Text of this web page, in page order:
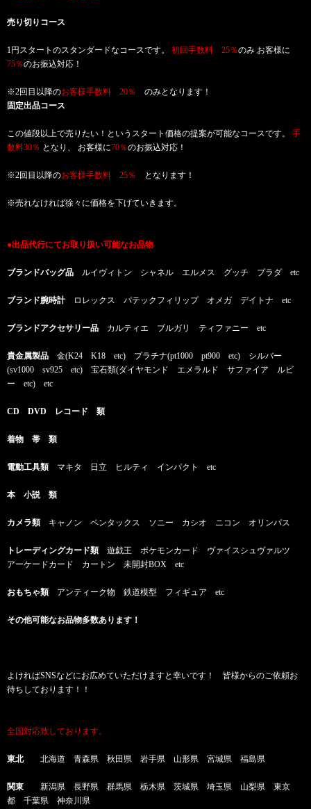
売り切りコース
1円スタートのスタンダードなコースです。 初回手数料 25％のみ お客様に
75％のお振込対応！
※2回目以降のお客様手数料 20％ のみとなります！
固定出品コース
この値段以上で売りたい！というスタート価格の提案が可能なコースです。 手
数料30％ となり、 お客様に70％のお振込対応！
※2回目以降のお客様手数料 25％ となります！
※売れなければ徐々に価格を下げていきます。
●出品代行にてお取り扱い可能なお品物
ブランドバッグ品 ルイヴィトン シャネル エルメス グッチ プラダ etc
ブランド腕時計ロレックス パテックフィリップ オメガ デイトナ etc
ブランドアクセサリー品 カルティエ ブルガリ ティファニー etc
貴金属製品 金(K24 K18 etc) プラチナ(pt1000 pt900 etc) シルバー
(sv1000 sv925 etc) 宝石類(ダイヤモンド エメラルド サファイア ルビ
ー etc) etc
CD DVD レコード 類
着物 帯 類
電動工具類 マキタ 日立 ヒルティ インパクト etc
本 小説 類
カメラ類 キャノン ペンタックス ソニー カシオ ニコン オリンパス
トレーディングカード類 遊戯王 ポケモンカード ヴァイスシュヴァルツ
アーケードカード カートン 未開封BOX etc
おもちゃ類 アンティーク物 鉄道模型 フィギュア etc
その他可能なお品物多数あります！
よければSNSなどにお広めていただけますと幸いです！ 皆様からのご依頼お
待ちしております！！
全国対応致しております。
東北 北海道 青森県 秋田県 岩手県 山形県 宮城県 福島県
関東 新潟県 長野県 群馬県 栃木県 茨城県 埼玉県 山梨県 東京
都 千葉県 神奈川県